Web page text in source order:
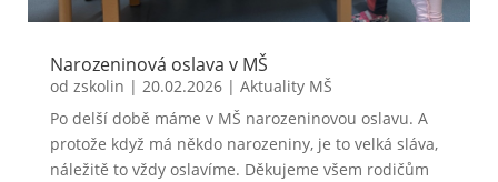
Narozeninová oslava v MŠ
od zskolin | 20.02.2026| Aktuality MŠ
Po delší době máme v MŠ narozeninovou oslavu. A
protože když má někdo narozeniny, je to velká sláva,
náležitě to vždy oslavíme. Děkujeme všem rodičům